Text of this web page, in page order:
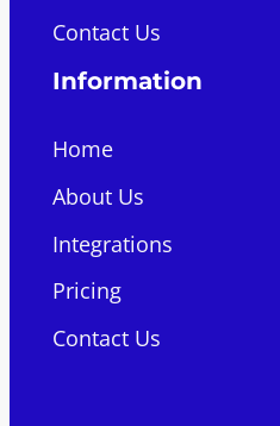
Contact Us
Information
Home
About Us
Integrations
Pricing
Contact Us